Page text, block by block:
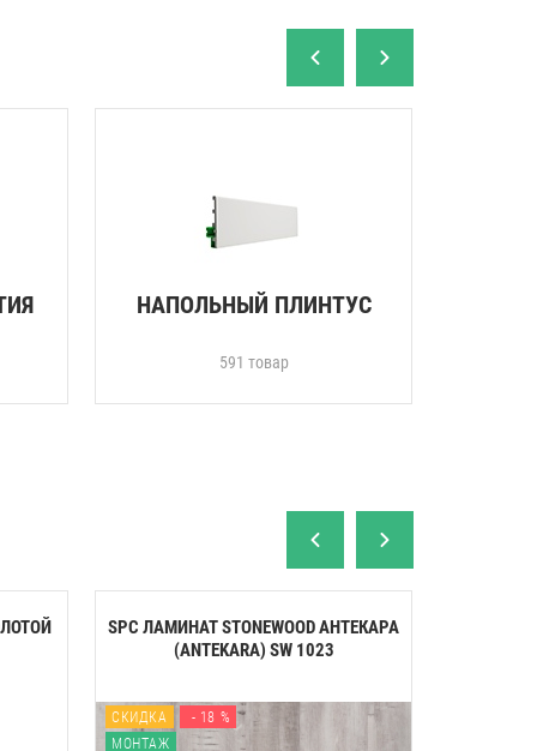
НАПОЛЬНЫЙ ПЛИНТУС
591 товар
SPC ЛАМИНАТ STONEWOOD АНТЕКАРА
(ANTEKARA) SW 1023
СКИДКА
- 18 %
МОНТАЖ